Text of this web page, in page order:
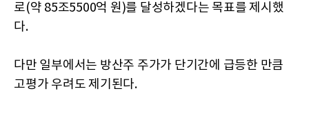
로(약 85조5500억 원)를 달성하겠다는 목표를 제시했
다.
다만 일부에서는 방산주 주가가 단기간에 급등한 만큼
고평가 우려도 제기된다.